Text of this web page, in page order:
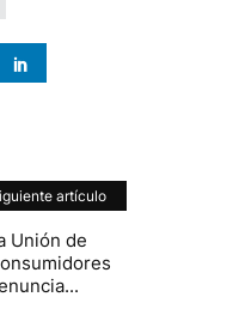
artículo
Unión de